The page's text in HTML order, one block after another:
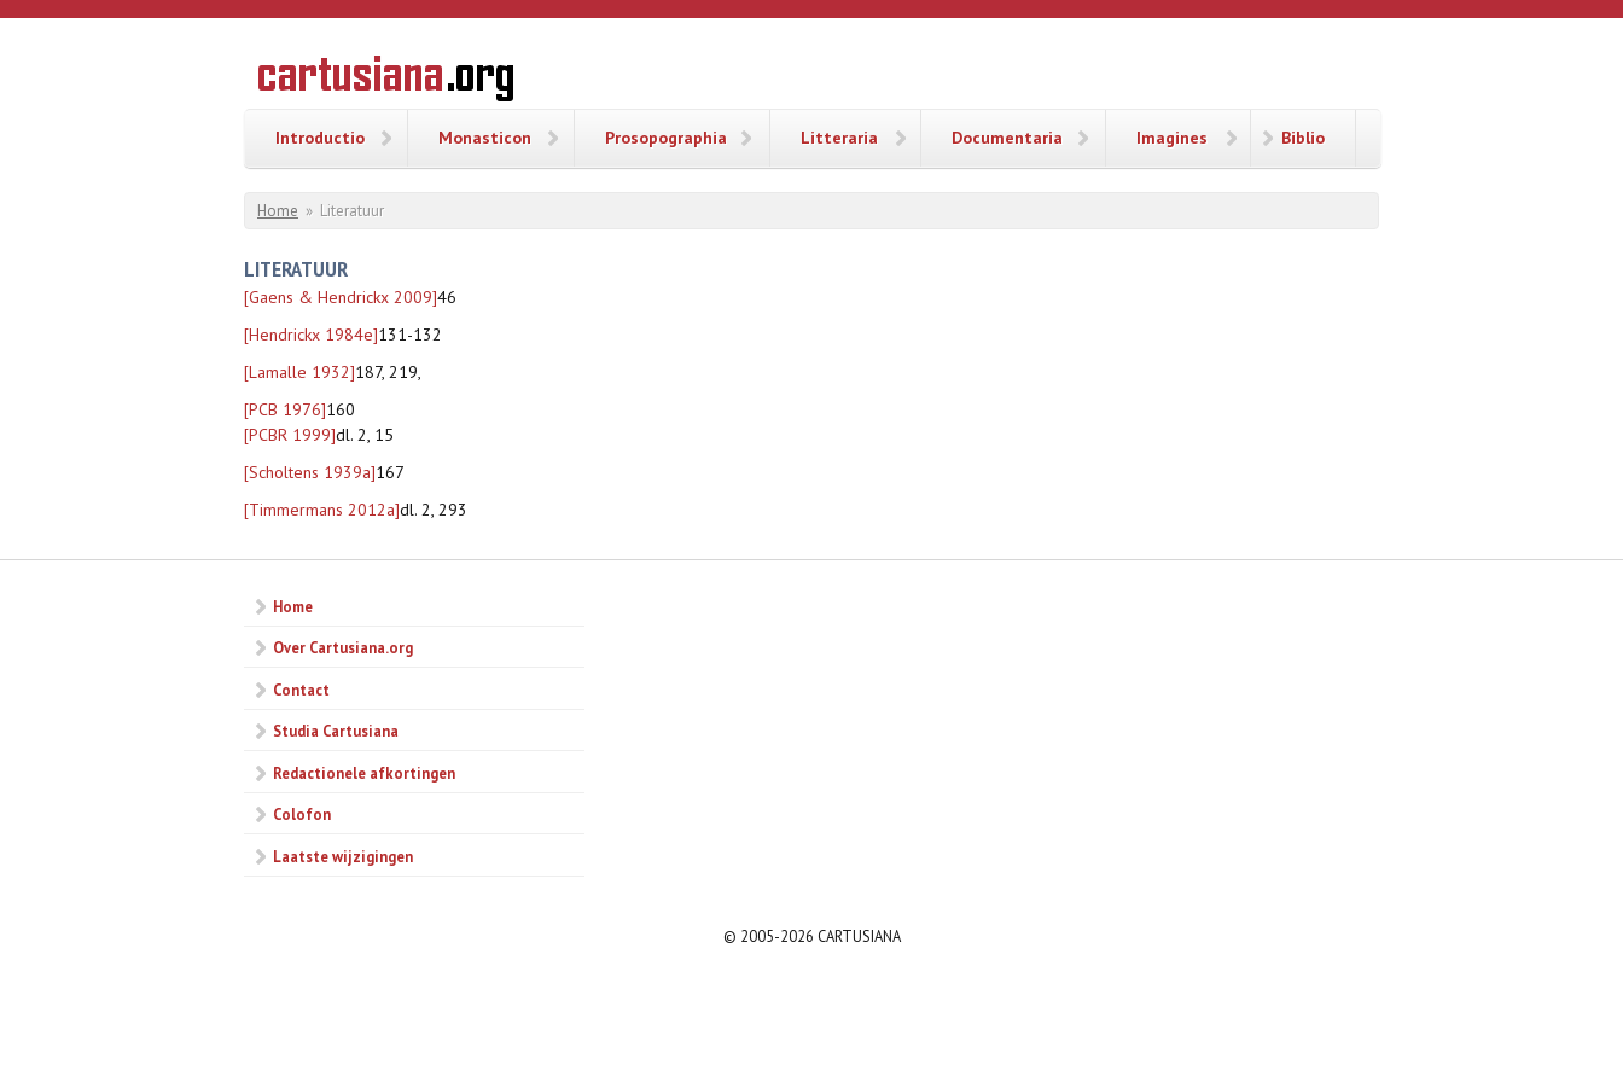
Overslaan en naar de inhoud gaan
CARTUSIANA
Geschiedenis
van de
Introductio Monasticon Prosopographia Litteraria Documentaria Imagines Biblio
U bent hier
Home » Literatuur
LITERATUUR
[Gaens & Hendrickx 2009]46
[Hendrickx 1984e]131-132
[Lamalle 1932]187, 219,
[PCB 1976]160
[PCBR 1999]dl. 2, 15
[Scholtens 1939a]167
[Timmermans 2012a]dl. 2, 293
Home
Over Cartusiana.org
Contact
Studia Cartusiana
Redactionele afkortingen
Colofon
Laatste wijzigingen
© 2005-2026 CARTUSIANA